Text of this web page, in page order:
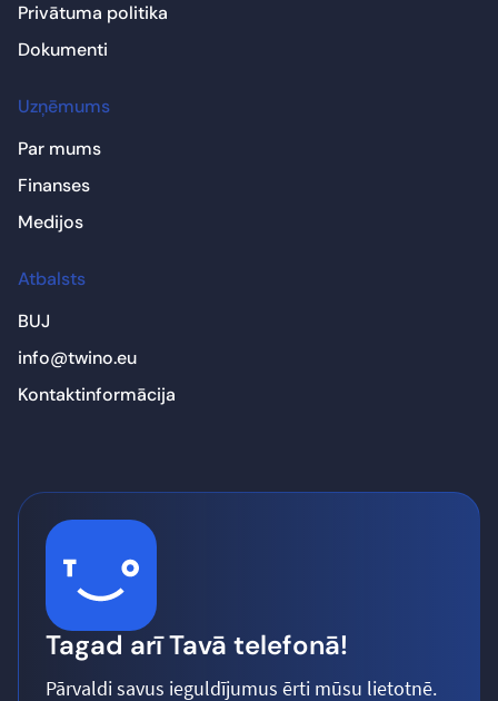
Privātuma politika
Dokumenti
Uzņēmums
Par mums
Finanses
Medijos
Atbalsts
BUJ
info@twino.eu
Kontaktinformācija
Tagad arī Tavā telefonā!
Pārvaldi savus ieguldījumus ērti mūsu lietotnē.